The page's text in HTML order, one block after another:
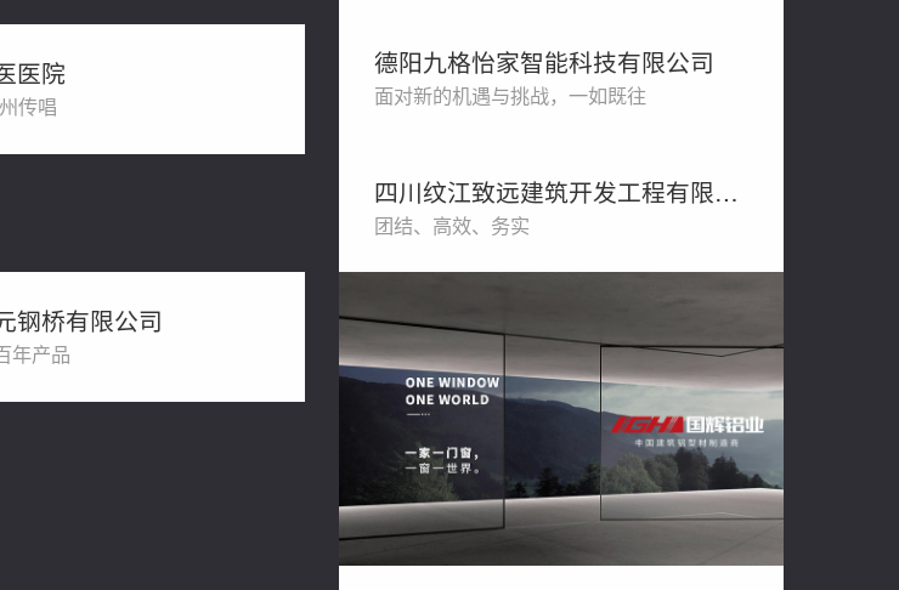
医院
传唱
德阳九格怡家智能科技有限公司
面对新的机遇与挑战，一如既往
四川纹江致远建筑开发工程有限公司
团结、高效、务实
钢桥有限公司
年产品